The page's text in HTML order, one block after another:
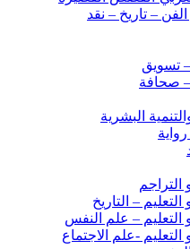
الفن – تاريخ – نقد
– تسويق
– صحافة
البشرية
التراجم
التعليم – التاريخ
و التعليم – علم النفس
و التعليم -علم الاجتماع